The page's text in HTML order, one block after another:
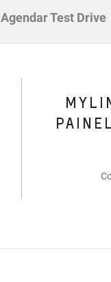
Agendar Test Drive